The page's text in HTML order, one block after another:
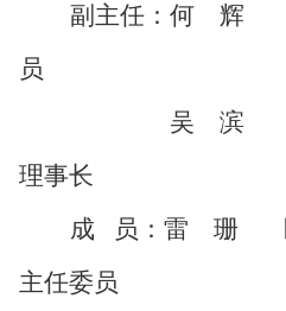
副主任 ：何 辉
员
吴 滨
理事长
成
员 ：雷 珊
主任委员